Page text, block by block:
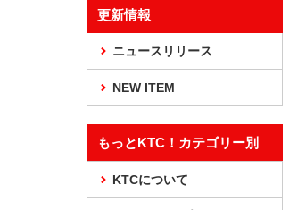
更新情報
ニュースリリース
NEW ITEM
もっとKTC！カテゴリー別
KTCについて